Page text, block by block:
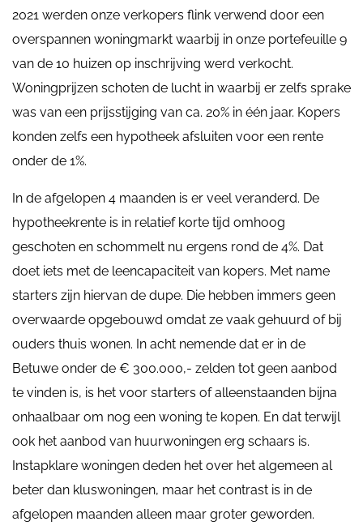
2021 werden onze verkopers flink verwend door een
overspannen woningmarkt waarbij in onze portefeuille 9
van de 10 huizen op inschrijving werd verkocht.
Woningprijzen schoten de lucht in waarbij er zelfs sprake
was van een prijsstijging van ca. 20% in één jaar. Kopers
konden zelfs een hypotheek afsluiten voor een rente
onder de 1%.
In de afgelopen 4 maanden is er veel veranderd. De
hypotheekrente is in relatief korte tijd omhoog
geschoten en schommelt nu ergens rond de 4%. Dat
doet iets met de leencapaciteit van kopers. Met name
starters zijn hiervan de dupe. Die hebben immers geen
overwaarde opgebouwd omdat ze vaak gehuurd of bij
ouders thuis wonen. In acht nemende dat er in de
Betuwe onder de € 300.000,- zelden tot geen aanbod
te vinden is, is het voor starters of alleenstaanden bijna
onhaalbaar om nog een woning te kopen. En dat terwijl
ook het aanbod van huurwoningen erg schaars is.
Instapklare woningen deden het over het algemeen al
beter dan kluswoningen, maar het contrast is in de
afgelopen maanden alleen maar groter geworden.